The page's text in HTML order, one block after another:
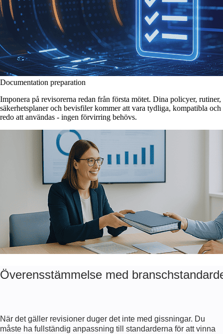
Documentation preparation
Imponera på revisorerna redan från första mötet. Dina policyer, rutiner,
säkerhetsplaner och bevisfiler kommer att vara tydliga, kompatibla och
redo att användas - ingen förvirring behövs.
Överensstämmelse med
När det gäller revisioner duger det inte med gissningar. Du
måste ha fullständig anpassning till standarderna för att vinna